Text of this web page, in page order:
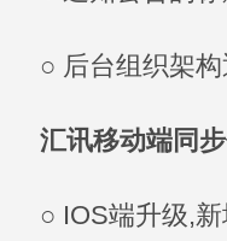
○ 后台组织架构
汇讯移动端同步
○ IOS端升级,新